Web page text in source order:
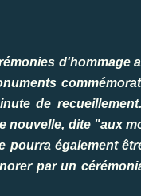
d'hommage
de
nouvelle, dite "aux
pourra également
par un